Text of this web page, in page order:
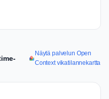
Näytä palvelun Open
Context vikatilannekartta